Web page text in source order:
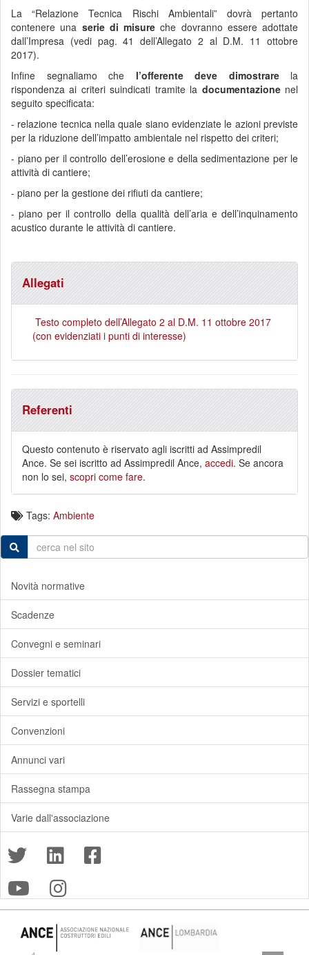
La “Relazione Tecnica Rischi Ambientali” dovrà pertanto
contenere una serie di misure che dovranno essere adottate
dall’Impresa (vedi pag. 41 dell’Allegato 2 al D.M. 11 ottobre
2017).
Infine segnaliamo che l’offerente deve dimostrarela
rispondenza ai criteri suindicati tramite la documentazionenel
seguito specificata:
- relazione tecnica nella quale siano evidenziate le azioni previste
per la riduzione dell’impatto ambientale nel rispetto dei criteri;
- piano per il controllo dell’erosione e della sedimentazione per le
attività di cantiere;
- piano per la gestione dei rifiuti da cantiere;
- piano per il controllo della qualità dell’aria e dell’inquinamento
acustico durante le attività di cantiere.
Allegati
Testo completo dell’Allegato 2 al D.M. 11 ottobre 2017
(con evidenziati i punti di interesse)
Referenti
Questo contenuto è riservato agli iscritti ad Assimpredil
Ance. Se sei iscritto ad Assimpredil Ance, accedi. Se ancora
non lo sei, scopri come fare.
Tags: Ambiente
Novità normative
Scadenze
Convegni e seminari
Dossier tematici
Servizi e sportelli
Convenzioni
Annunci vari
Rassegna stampa
Varie dall'associazione